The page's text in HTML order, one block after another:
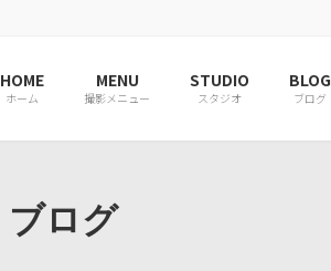
HOME
ホーム
MENU
撮影メニュー
STUDIO
スタジオ
BLOG
ブログ
ブログ